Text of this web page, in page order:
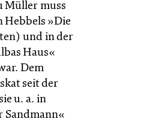
Müller muss
Hebbels »Die
und in der
Haus«
Dem
seit der
u. a. in
Sandmann«